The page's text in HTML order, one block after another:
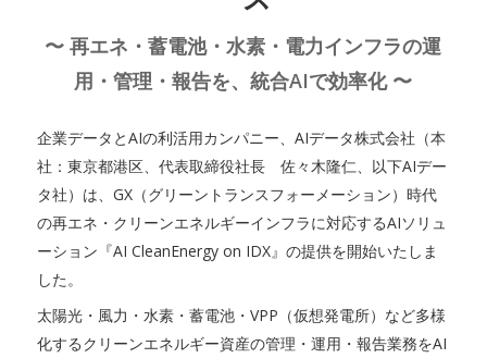
〜 再エネ・蓄電池・水素・電力インフラの運
用・管理・報告を、統合AIで効率化 〜
企業データとAIの利活用カンパニー、AIデータ株式会社（本
社：東京都港区、代表取締役社長 佐々木隆仁、以下AIデー
タ社）は、GX（グリーントランスフォーメーション）時代
の再エネ・クリーンエネルギーインフラに対応するAIソリュ
ーション『AI CleanEnergy on IDX』の提供を開始いたしま
した。
太陽光・風力・水素・蓄電池・VPP（仮想発電所）など多様
化するクリーンエネルギー資産の管理・運用・報告業務をAI